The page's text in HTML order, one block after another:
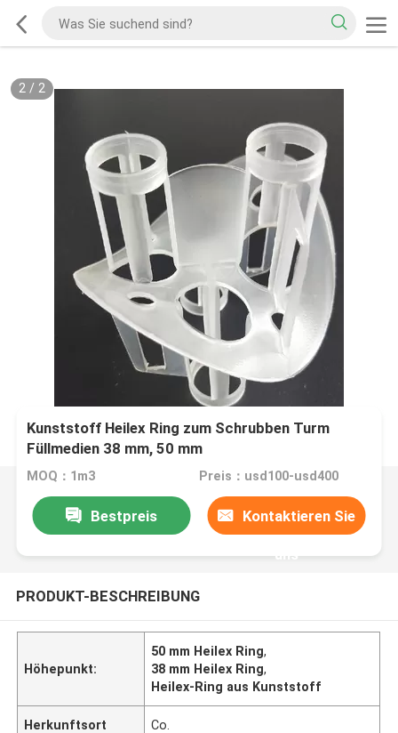
2/ 2
Kunststoff Heilex Ring zum Schrubben Turm
Füllmedien 38 mm, 50 mm
MOQ：1m3 Preis：usd100-usd400
Bestpreis Kontaktieren Sie
uns
PRODUKT-BESCHREIBUNG
Höhepunkt:
50 mm Heilex Ring,
38 mm Heilex Ring,
Heilex-Ring aus Kunststoff
Herkunftsort Co.